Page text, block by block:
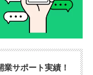
サポート実績！